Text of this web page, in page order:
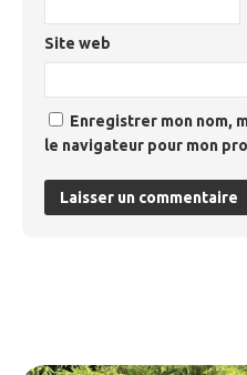
Site web
Enregistrer mon nom,
le navigateur pour mon